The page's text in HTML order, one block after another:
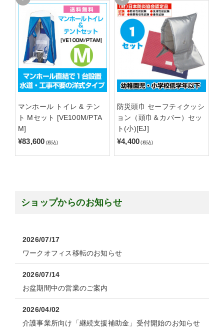
マンホール トイレ & テン
ト Mセット [VE100M/PTA
M]
¥83,600 (税込)
防災頭巾 セーフティクッシ
ョン（頭巾＆カバー）セッ
ト(小)[EJ]
¥4,400 (税込)
ショップからのお知らせ
2026/07/17
ワークオフィス移転のお知らせ
2026/07/14
お盆期間中の営業のご案内
2026/04/02
介護事業所向け「継続支援補助金」受付開始のお知らせ